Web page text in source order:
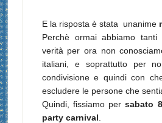
E la risposta è stata unanime
Perchè ormai abbiamo
verità per ora non
italiani, e soprattutto per
condivisione e quindi con
escludere le persone che
Quindi, fissiamo persabato
party carnival